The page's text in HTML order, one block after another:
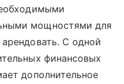
мощностями для
С одной
финансовых
дополнительное